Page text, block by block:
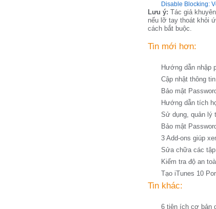
Disable Blocking:
Lưu ý: Tác giả
nếu lỡ tay thoát khỏi
cách bắt buộc.
Tin mới hơn:
Hướng dẫn nhập
Cập nhật thông
Bảo mật
Hướng dẫn tích
Sử dụng, quản lý
Bảo mật
3 Add-ons giúp
Sửa chữa các
Kiểm tra độ an
Tạo iTunes 10
Tin khác:
6 tiện ích cơ bản